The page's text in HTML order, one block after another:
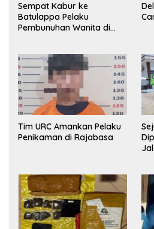
Sempat Kabur ke
Batulappa Pelaku
Pembunuhan Wanita di
Tim URC Amankan Pelaku
Penikaman di Rajabasa